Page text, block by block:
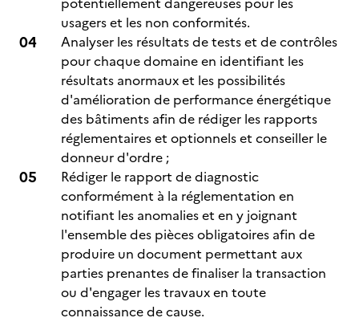
usagers et les non conformités.
Analyser les résultats de tests et de contrôles
pour chaque domaine en identifiant les
résultats anormaux et les possibilités
d'amélioration de performance énergétique
des bâtiments afin de rédiger les rapports
réglementaires et optionnels et conseiller le
donneur d'ordre ;
Rédiger le rapport de diagnostic
conformément à la réglementation en
notifiant les anomalies et en y joignant
l'ensemble des pièces obligatoires afin de
produire un document permettant aux
parties prenantes de finaliser la transaction
ou d'engager les travaux en toute
connaissance de cause.